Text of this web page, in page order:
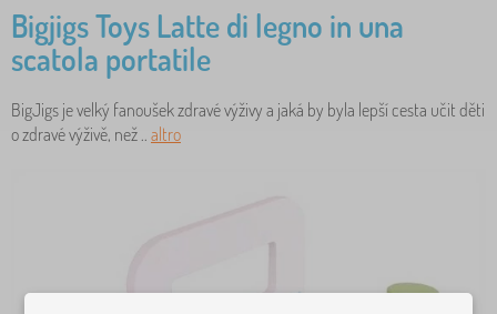
Bigjigs Toys Latte di legno in una
scatola portatile
BigJigs je velký fanoušek zdravé výživy a jaká by byla lepší cesta učit děti
o zdravé výživě, než .. altro